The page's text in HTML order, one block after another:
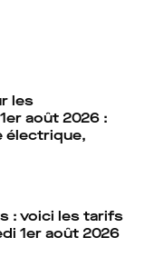
les
août 2026 :
électrique,
: voici les tarifs
1er août 2026